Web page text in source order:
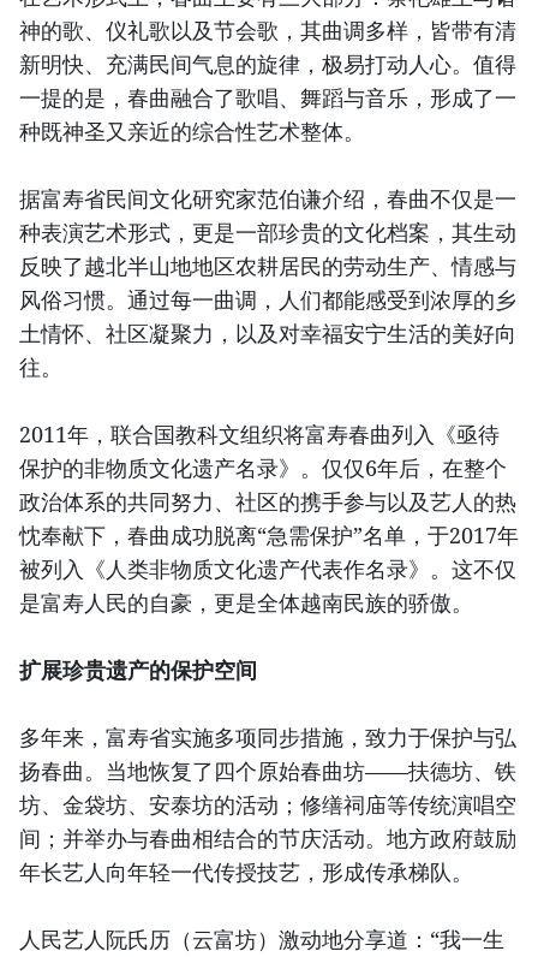
神的歌、仪礼歌以及节会歌，其曲调多样，皆带有清
新明快、充满民间气息的旋律，极易打动人心。值得
一提的是，春曲融合了歌唱、舞蹈与音乐，形成了一
种既神圣又亲近的综合性艺术整体。
据富寿省民间文化研究家范伯谦介绍，春曲不仅是一
种表演艺术形式，更是一部珍贵的文化档案，其生动
反映了越北半山地地区农耕居民的劳动生产、情感与
风俗习惯。通过每一曲调，人们都能感受到浓厚的乡
土情怀、社区凝聚力，以及对幸福安宁生活的美好向
往。
2011年，联合国教科文组织将富寿春曲列入《亟待
保护的非物质文化遗产名录》。仅仅6年后，在整个
政治体系的共同努力、社区的携手参与以及艺人的热
忱奉献下，春曲成功脱离“急需保护”名单，于2017年
被列入《人类非物质文化遗产代表作名录》。这不仅
是富寿人民的自豪，更是全体越南民族的骄傲。
扩展珍贵遗产的保护空间
多年来，富寿省实施多项同步措施，致力于保护与弘
扬春曲。当地恢复了四个原始春曲坊——扶德坊、铁
坊、金袋坊、安泰坊的活动；修缮祠庙等传统演唱空
间；并举办与春曲相结合的节庆活动。地方政府鼓励
年长艺人向年轻一代传授技艺，形成传承梯队。
人民艺人阮氏历（云富坊）激动地分享道：“我一生